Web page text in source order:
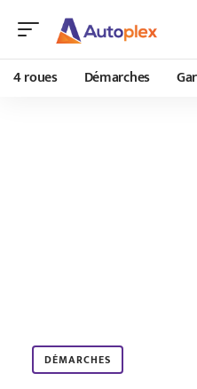
4 roues Démarches
DÉMARCHES